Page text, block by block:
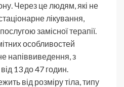
Через це людям, які не
лікування,
замісної терапії.
особливостей
напіввиведення, з
13 до 47 годин.
від розміру тіла, типу